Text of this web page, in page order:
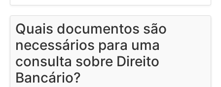
Quais documentos são
necessários para uma
consulta sobre Direito
Bancário?